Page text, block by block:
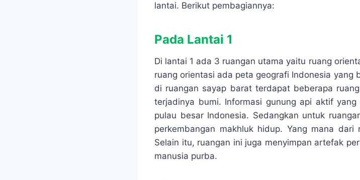
lantai. Berikut pembagiannya:
Pada Lantai 1
Di lantai 1 ada 3 ruangan utama yaitu ruang
ruang orientasi ada peta geografi Indonesia yang
di ruangan sayap barat terdapat beberapa
terjadinya bumi. Informasi gunung api aktif
pulau besar Indonesia. Sedangkan untuk
perkembangan makhluk hidup. Yang mana
Selain itu, ruangan ini juga menyimpan artefak
manusia purba.